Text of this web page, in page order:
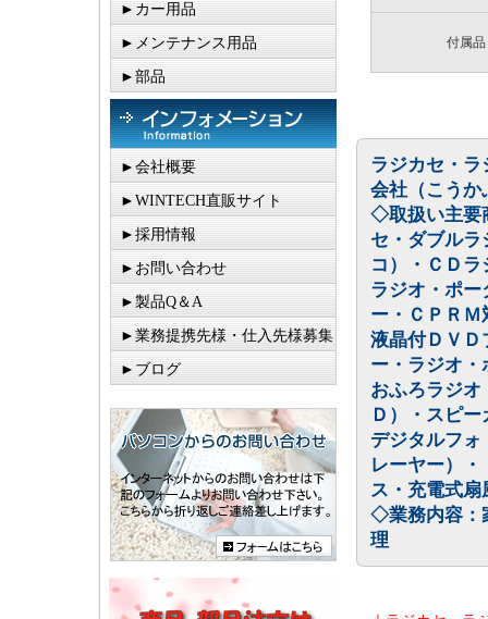
►カー用品
►メンテナンス用品
►部品
►会社概要
►WINTECH直販サイト
►採用情報
►お問い合わせ
►製品Q＆A
►業務提携先様・仕入先様募集
►ブログ
付属品
ラジカセ・ラ
会社（こうか
◇取扱い主要
セ・ダブル
コ）・ＣＤ
ラジオ・ポ
ー・ＣＰＲ
液晶付ＤＶＤ
ー・ラジオ
おふろラジ
Ｄ）・スピ
デジタルフ
レーヤー）
ス・充電式
◇業務内容
理